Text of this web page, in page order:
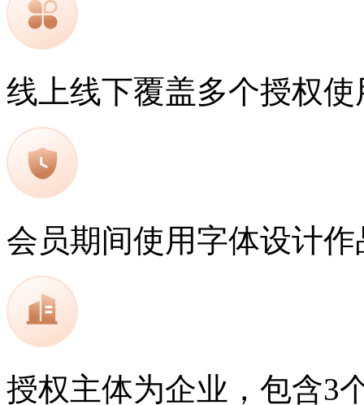
线上线下覆盖多个授权使
会员期间使用字体设计
授权主体为企业，包含3